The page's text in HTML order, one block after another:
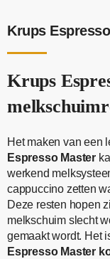
Krups
Krups
Het maken van een
Espresso Master
werkend
cappuccino zetten
Deze resten hopen
melkschuim slecht
gemaakt wordt. Het
Espresso Master